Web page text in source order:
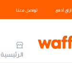
ازاي أدفع تواصل معنا
الرئيسية